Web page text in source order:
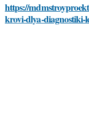
https://
krovi-dlya-diagnostiki-